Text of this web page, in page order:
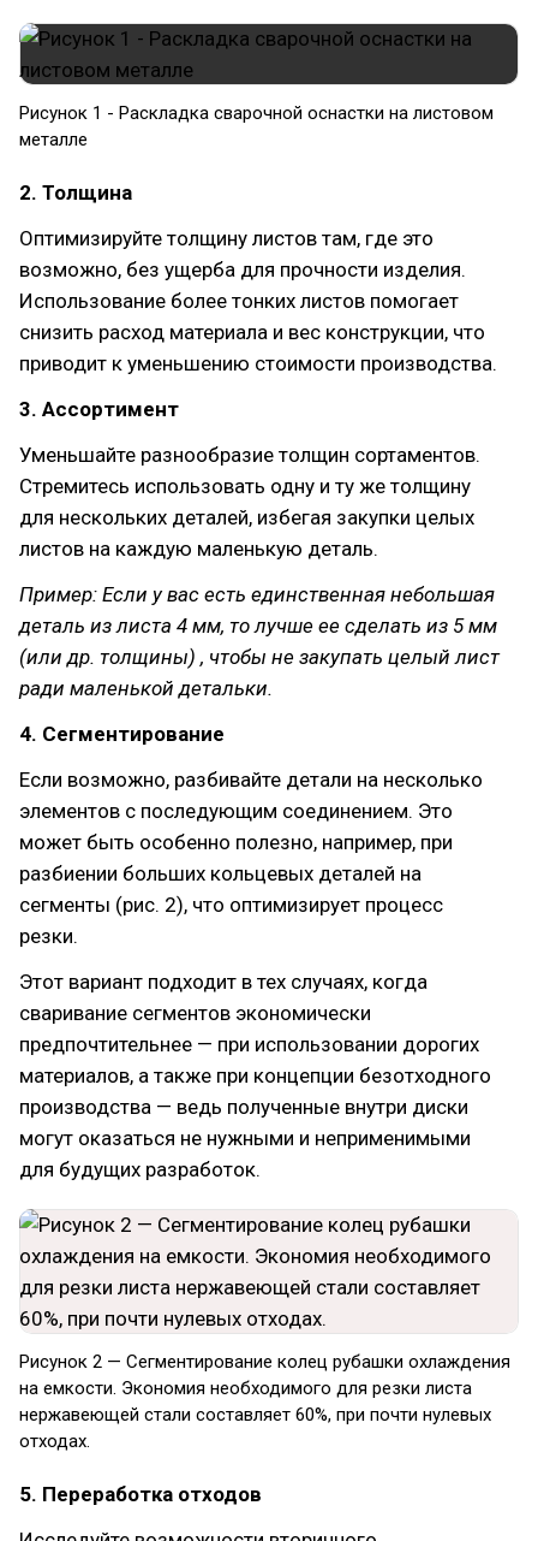
Рисунок 1 - Раскладка сварочной оснастки на листовом
металле
2. Толщина
Оптимизируйте толщину листов там, где это
возможно, без ущерба для прочности изделия.
Использование более тонких листов помогает
снизить расход материала и вес конструкции, что
приводит к уменьшению стоимости производства.
3. Ассортимент
Уменьшайте разнообразие толщин сортаментов.
Стремитесь использовать одну и ту же толщину
для нескольких деталей, избегая закупки целых
листов на каждую маленькую деталь.
Пример: Если у вас есть единственная небольшая
деталь из листа 4 мм, то лучше ее сделать из 5 мм
(или др. толщины) , чтобы не закупать целый лист
ради маленькой детальки.
4. Сегментирование
Если возможно, разбивайте детали на несколько
элементов с последующим соединением. Это
может быть особенно полезно, например, при
разбиении больших кольцевых деталей на
сегменты (рис. 2), что оптимизирует процесс
резки.
Этот вариант подходит в тех случаях, когда
сваривание сегментов экономически
предпочтительнее — при использовании дорогих
материалов, а также при концепции безотходного
производства — ведь полученные внутри диски
могут оказаться не нужными и неприменимыми
для будущих разработок.
Рисунок 2 — Сегментирование колец рубашки охлаждения
на емкости. Экономия необходимого для резки листа
нержавеющей стали составляет 60%, при почти нулевых
отходах.
5. Переработка отходов